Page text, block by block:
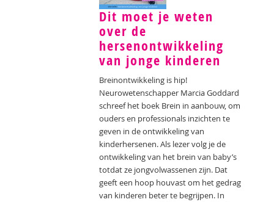
Dit moet je weten
over de
hersenontwikkeling
van jonge kinderen
Breinontwikkeling is hip!
Neurowetenschapper Marcia Goddard
schreef het boek Brein in aanbouw, om
ouders en professionals inzichten te
geven in de ontwikkeling van
kinderhersenen. Als lezer volg je de
ontwikkeling van het brein van baby’s
totdat ze jongvolwassenen zijn. Dat
geeft een hoop houvast om het gedrag
van kinderen beter te begrijpen. In